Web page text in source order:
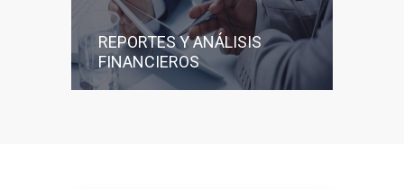
REPORTES Y ANÁLISIS
FINANCIEROS